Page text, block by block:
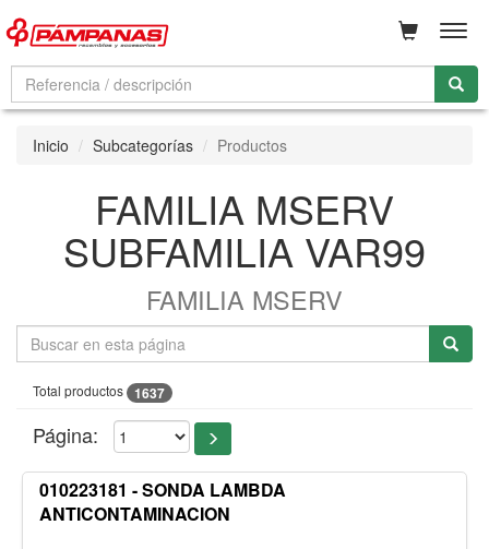
Inicio Subcategorías Productos
FAMILIA MSERV
SUBFAMILIA VAR99
FAMILIA MSERV
Total productos 1637
Página:
010223181 - SONDA LAMBDA
ANTICONTAMINACION